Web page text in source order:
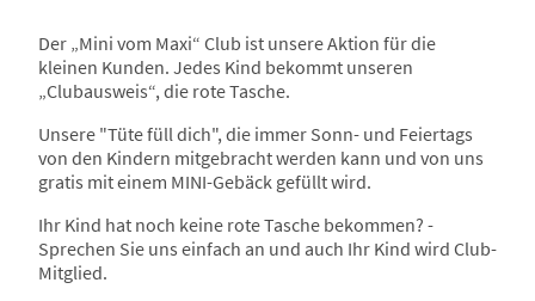
Der „Mini vom Maxi“ Club ist unsere Aktion für die
kleinen Kunden. Jedes Kind bekommt unseren
„Clubausweis“, die rote Tasche.
Unsere "Tüte füll dich", die immer Sonn- und Feiertags
von den Kindern mitgebracht werden kann und von uns
gratis mit einem MINI-Gebäck gefüllt wird.
Ihr Kind hat noch keine rote Tasche bekommen? -
Sprechen Sie uns einfach an und auch Ihr Kind wird Club-
Mitglied.